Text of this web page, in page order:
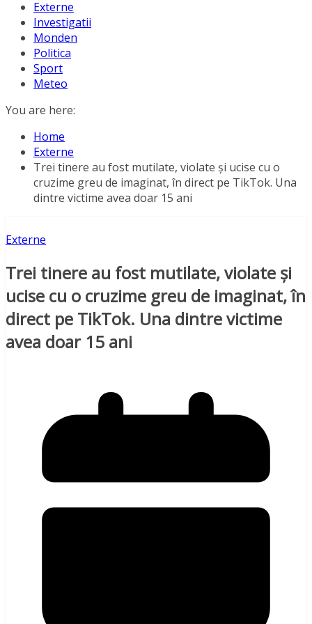
Externe
Investigatii
Monden
Politica
Sport
Meteo
You are here:
Home
Externe
Trei tinere au fost mutilate, violate și ucise cu o
cruzime greu de imaginat, în direct pe TikTok. Una
dintre victime avea doar 15 ani
Externe
Trei tinere au fost mutilate, violate și
ucise cu o cruzime greu de imaginat, în
direct pe TikTok. Una dintre victime
avea doar 15 ani